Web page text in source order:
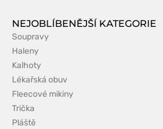
NEJOBLÍBENĚJŠÍ KATEGORIE
Soupravy
Haleny
Kalhoty
Lékařská obuv
Fleecové mikiny
Trička
Pláště